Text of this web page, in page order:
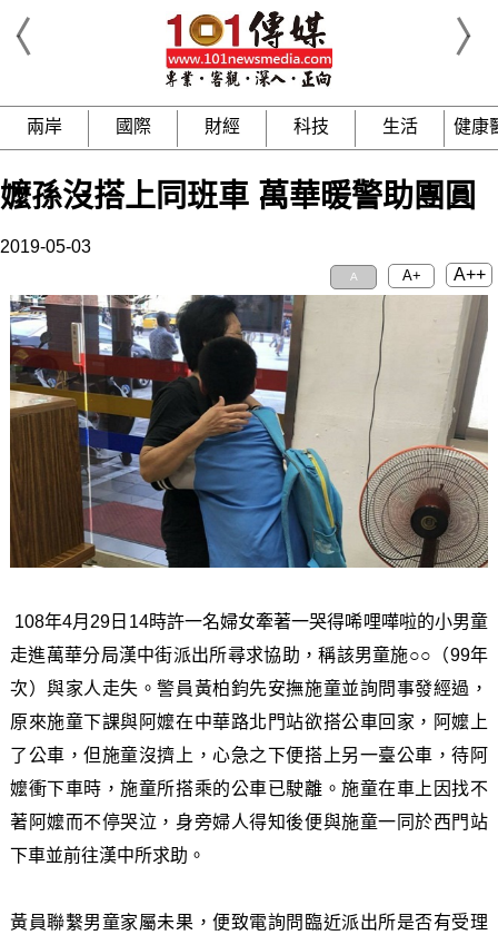
兩岸 國際 財經 科技 生活 健康
嬤孫沒搭上同班車 萬華暖警助團圓
2019-05-03
A A+ A++
108年4月29日14時許一名婦女牽著一哭得唏哩嘩啦的小男童
走進萬華分局漢中街派出所尋求協助，稱該男童施○○（99年
次）與家人走失。警員黃柏鈞先安撫施童並詢問事發經過，
原來施童下課與阿嬤在中華路北門站欲搭公車回家，阿嬤上
了公車，但施童沒擠上，心急之下便搭上另一臺公車，待阿
嬤衝下車時，施童所搭乘的公車已駛離。施童在車上因找不
著阿嬤而不停哭泣，身旁婦人得知後便與施童一同於西門站
下車並前往漢中所求助。
黃員聯繫男童家屬未果，便致電詢問臨近派出所是否有受理